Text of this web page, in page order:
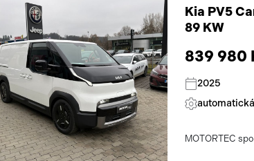
Kia PV5
89 KW
839 980
2025
automatická
MOTORTEC